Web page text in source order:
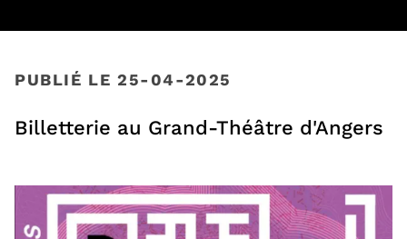
PUBLIÉ LE 25-04-2025
Billetterie au Grand-Théâtre d'Angers